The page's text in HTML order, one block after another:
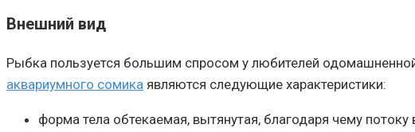
Внешний вид
Рыбка пользуется большим спросом у любителей
аквариумного сомика являются следующие характеристики:
форма тела обтекаемая, вытянутая, благодаря чему